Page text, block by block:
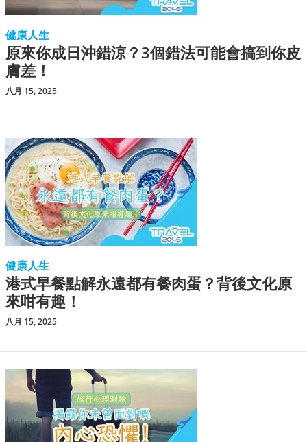
健康人生
原來你成日沖錯涼？3個錯法可能會搞到你皮
膚差！
八月 15, 2025
健康人生
港式早餐點解永遠都有餐肉蛋？背後文化原
來咁有趣！
八月 15, 2025